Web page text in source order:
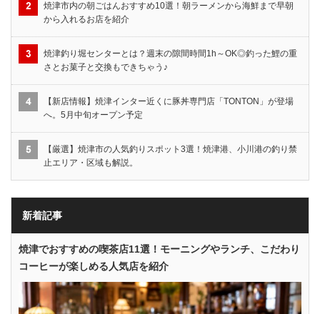
焼津市内の朝ごはんおすすめ10選！朝ラーメンから海鮮まで早朝
から入れるお店を紹介
焼津釣り堀センターとは？週末の隙間時間1h～OK◎釣った鯉の重
さとお菓子と交換もできちゃう♪
【新店情報】焼津インター近くに豚丼専門店「TONTON」が登場
へ。5月中旬オープン予定
【厳選】焼津市の人気釣りスポット3選！焼津港、小川港の釣り禁
止エリア・区域も解説。
新着記事
焼津でおすすめの喫茶店11選！モーニングやランチ、こだわり
コーヒーが楽しめる人気店を紹介